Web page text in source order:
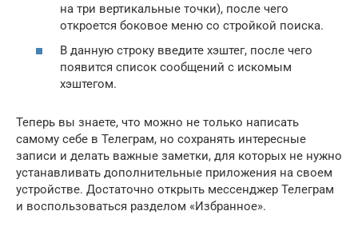
на три вертикальные точки), после чего
откроется боковое меню со стройкой поиска.
В данную строку введите хэштег, после чего
появится список сообщений с искомым
хэштегом.
Теперь вы знаете, что можно не только написать
самому себе в Телеграм, но сохранять интересные
записи и делать важные заметки, для которых не нужно
устанавливать дополнительные приложения на своем
устройстве. Достаточно открыть мессенджер Телеграм
и воспользоваться разделом «Избранное».